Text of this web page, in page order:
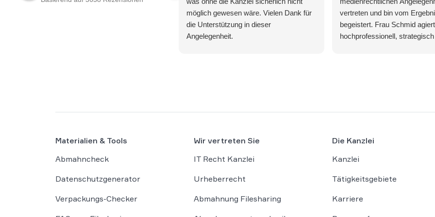
möglich gewesen wäre. Vielen Dank für
die Unterstützung in dieser
Angelegenheit.
vertreten und bin vom
begeistert. Frau Schmid agiert
hochprofessionell,
und auf höchstem Niveau
für die großartige
Materialien & Tools
Abmahncheck
Datenschutzgenerator
Verpackungs-Checker
Wir vertreten Sie
IT Recht Kanzlei
Urheberrecht
Abmahnung Filesharing
Die Kanzlei
Kanzlei
Tätigkeitsgebiete
Karriere